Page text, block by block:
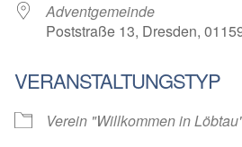
Adventgemeinde
Poststraße 13, Dresden,
VERANSTALTUNGSTYP
Verein "Willkommen in